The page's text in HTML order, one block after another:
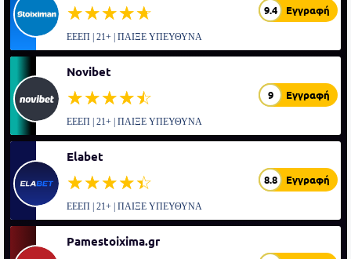
☆☆☆☆☆
★★★★★ 9.4 Εγγραφή
ΕΕΕΠ | 21+ | ΠΑΙΞΕ ΥΠΕΥΘΥΝΑ
Novibet
☆☆☆☆☆
★★★★★ 9 Εγγραφή
ΕΕΕΠ | 21+ | ΠΑΙΞΕ ΥΠΕΥΘΥΝΑ
Elabet
☆☆☆☆☆
★★★★★ 8.8 Εγγραφή
ΕΕΕΠ | 21+ | ΠΑΙΞΕ ΥΠΕΥΘΥΝΑ
Pamestoixima.gr